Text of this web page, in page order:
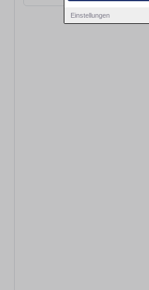
Einstellungen